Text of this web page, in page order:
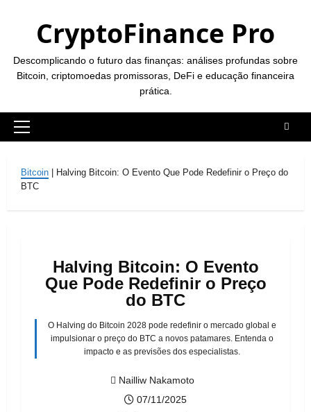
CryptoFinance Pro
Descomplicando o futuro das finanças: análises profundas sobre
Bitcoin, criptomoedas promissoras, DeFi e educação financeira
prática.
Primary Menu
Bitcoin
Halving Bitcoin: O Evento Que Pode Redefinir o Preço do
BTC
Halving Bitcoin: O Evento
Que Pode Redefinir o Preço
do BTC
O Halving do Bitcoin 2028 pode redefinir o mercado global e
impulsionar o preço do BTC a novos patamares. Entenda o
impacto e as previsões dos especialistas.
Nailliw Nakamoto
07/11/2025